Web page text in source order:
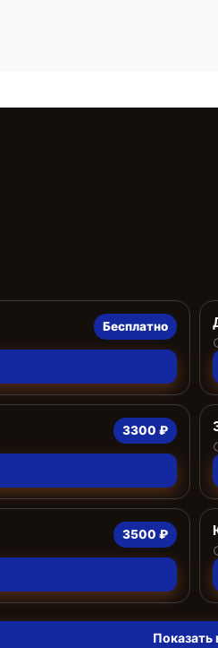
Бесплатно
3300 ₽
3500 ₽
Показать